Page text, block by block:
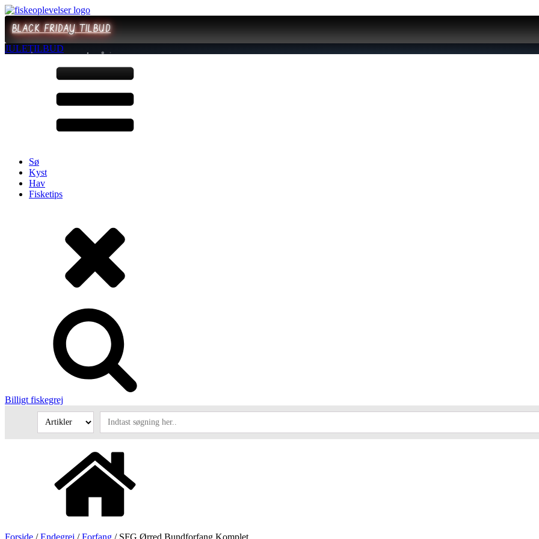
BLACK FRIDAY TILBUD
JULETILBUD
Sø
Kyst
Hav
Fisketips
Billigt fiskegrej
Forside /Endegrej /Forfang / SFG Ørred Bundforfang Komplet